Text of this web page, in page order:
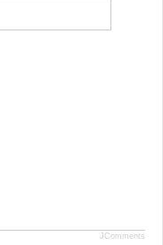
JComments